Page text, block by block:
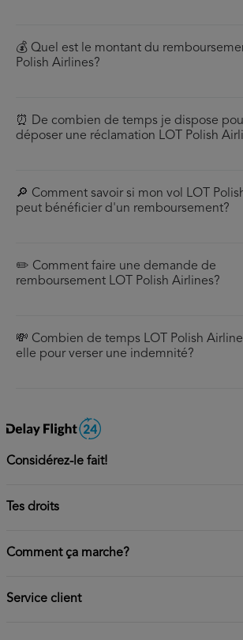
💰 Quel est le montant du
Polish Airlines?
⏰ De combien de temps je dispose
déposer une réclamation LOT Polish
🔎 Comment savoir si mon vol LOT
peut bénéficier d'un remboursement?
✏️ Comment faire une demande de
remboursement LOT Polish Airlines?
💸 Combien de temps LOT Polish
elle pour verser une indemnité?
Considérez-le fait!
Tes droits
Comment ça marche?
Service client